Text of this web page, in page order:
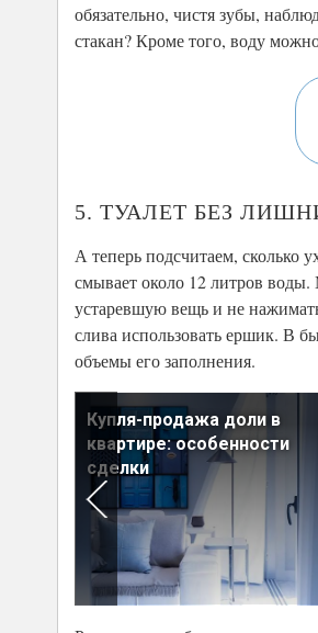
обязательно, чистя зубы,
стакан? Кроме того, воду
5. ТУАЛЕТ БЕЗ
А теперь подсчитаем, сколько
смывает около 12 литров
устаревшую вещь и не
слива использовать ершик. В
объемы его заполнения.
Купля-продажа доли в
квартире: особенности
сделки